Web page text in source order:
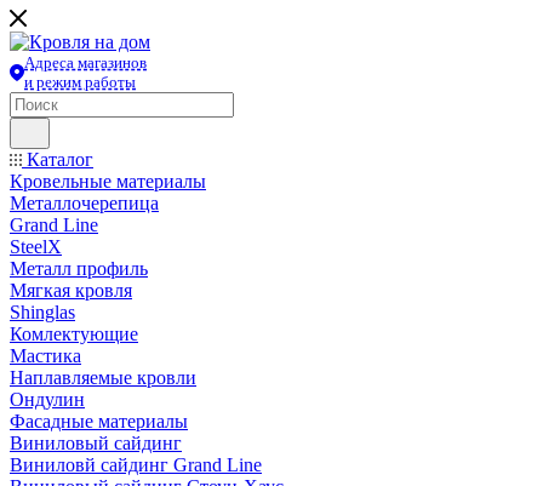
Адреса магазинов
и режим работы
Каталог
Кровельные материалы
Металлочерепица
Grand Line
SteelX
Металл профиль
Мягкая кровля
Shinglas
Комлектующие
Мастика
Наплавляемые кровли
Ондулин
Фасадные материалы
Виниловый сайдинг
Виниловй сайдинг Grand Line